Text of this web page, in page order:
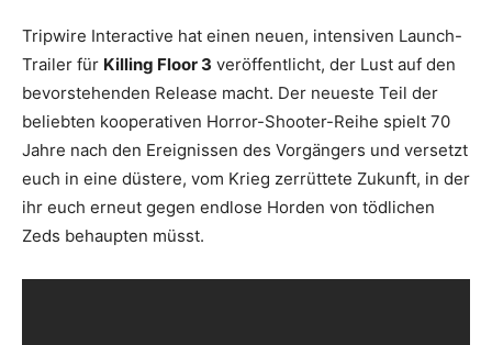
Tripwire Interactive hat einen neuen, intensiven Launch-
Trailer für Killing Floor 3 veröffentlicht, der Lust auf den
bevorstehenden Release macht. Der neueste Teil der
beliebten kooperativen Horror-Shooter-Reihe spielt 70
Jahre nach den Ereignissen des Vorgängers und versetzt
euch in eine düstere, vom Krieg zerrüttete Zukunft, in der
ihr euch erneut gegen endlose Horden von tödlichen
Zeds behaupten müsst.